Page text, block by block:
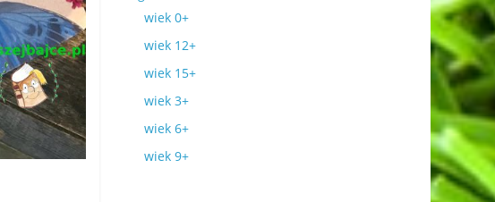
wiek 0+
wiek 12+
wiek 15+
wiek 3+
wiek 6+
wiek 9+